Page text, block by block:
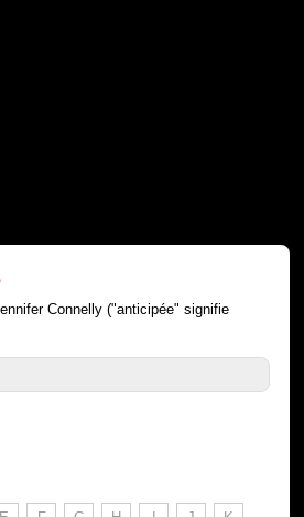
Connelly ("anticipée" signifie